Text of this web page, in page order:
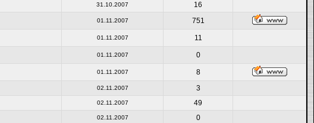
31.10.2007
16
01.11.2007 751
01.11.2007 11
01.11.2007 0
01.11.2007
8
02.11.2007
3
02.11.2007
49
02.11.2007
0